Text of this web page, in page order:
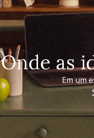
Onde as
Em um